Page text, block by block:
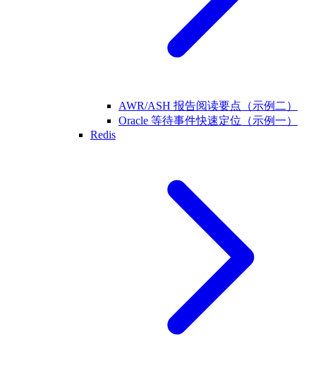
AWR/ASH 报告阅读要点（示例二）
Oracle 等待事件快速定位（示例一）
Redis